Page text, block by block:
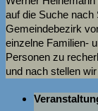
auf die Suche nach
Gemeindebezirk
einzelne Familien-
Personen zu
und nach stellen